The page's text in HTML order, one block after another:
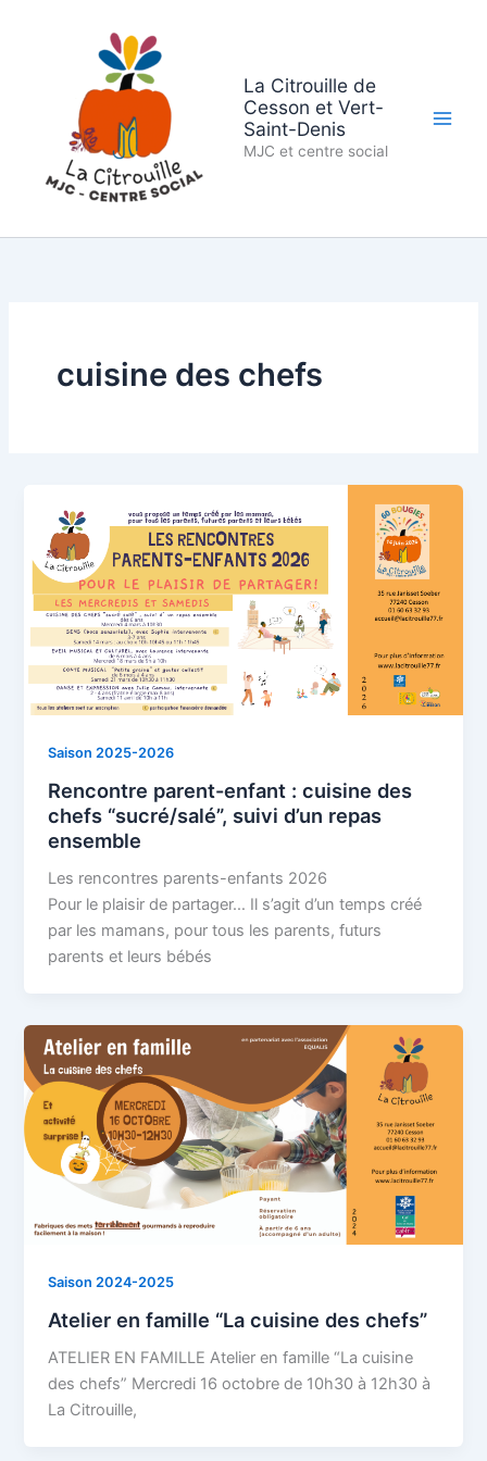
La Citrouille de
Cesson et Vert-
Saint-Denis
MJC et centre social
cuisine des chefs
Saison 2025-2026
Rencontre parent-enfant : cuisine des
chefs “sucré/salé”, suivi d’un repas
ensemble
Les rencontres parents-enfants 2026
Pour le plaisir de partager… Il s’agit d’un temps créé
par les mamans, pour tous les parents, futurs
parents et leurs bébés
Saison 2024-2025
Atelier en famille “La cuisine des chefs”
ATELIER EN FAMILLE Atelier en famille “La cuisine
des chefs” Mercredi 16 octobre de 10h30 à 12h30 à
La Citrouille,